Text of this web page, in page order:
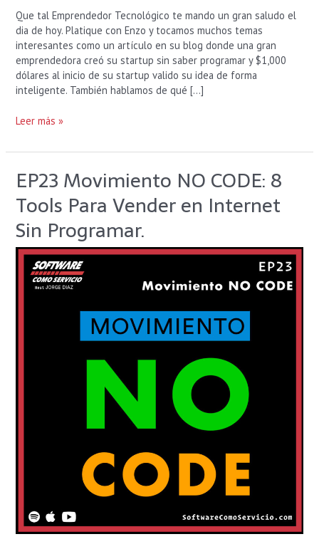
Que tal Emprendedor Tecnológico te mando un gran saludo el
dia de hoy. Platique con Enzo y tocamos muchos temas
interesantes como un artículo en su blog donde una gran
emprendedora creó su startup sin saber programar y $1,000
dólares al inicio de su startup valido su idea de forma
inteligente. También hablamos de qué […]
Leer más »
EP23 Movimiento NO CODE: 8
Tools Para Vender en Internet
Sin Programar.
EP23
Movimiento
NO
8
Tools
Para
Vender